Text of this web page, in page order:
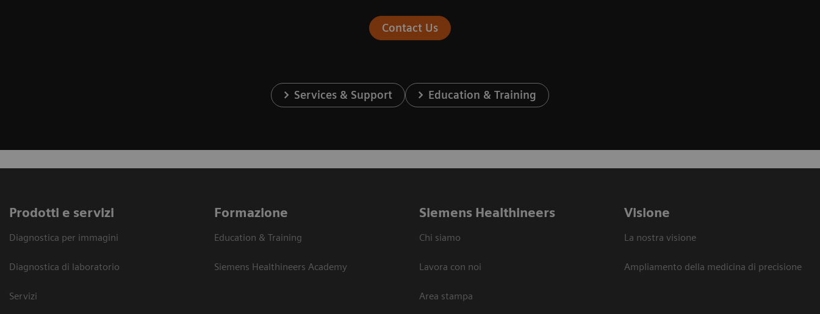
Contact Us
Services & Support Education & Training
Prodotti e servizi
Diagnostica per immagini
Diagnostica di laboratorio
Servizi
Formazione
Education & Training
Siemens Healthineers Academy
Siemens Healthineers
Chi siamo
Lavora con noi
Area stampa
Visione
La nostra visione
Ampliamento della medicina di precisione